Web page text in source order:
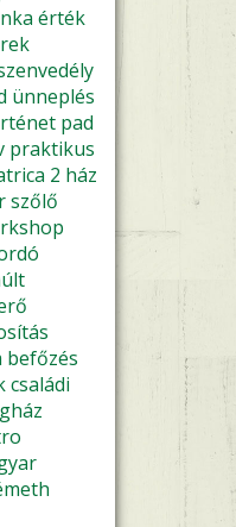
érték
ünneplés
pad
praktikus
2 ház
szőlő
befőzés
családi